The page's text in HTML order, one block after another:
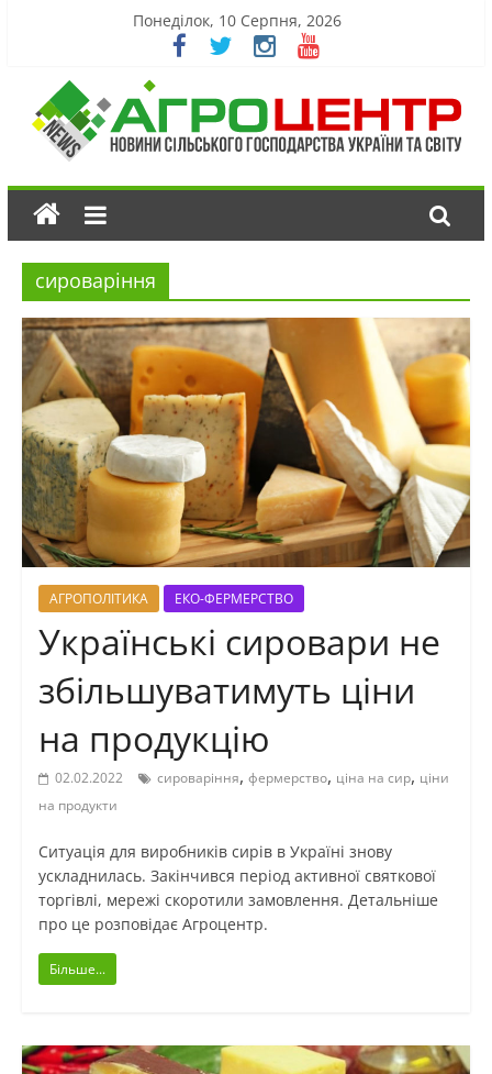
Понеділок, 10 Серпня, 2026
сироваріння
АГРОПОЛІТИКА ЕКО-ФЕРМЕРСТВО
Українські сировари не
збільшуватимуть ціни
на продукцію
02.02.2022 сироваріння, фермерство, ціна на сир, ціни
на продукти
Ситуація для виробників сирів в Україні знову
ускладнилась. Закінчився період активної святкової
торгівлі, мережі скоротили замовлення. Детальніше
про це розповідає Агроцентр.
Більше...